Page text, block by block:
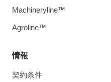
情報
契約条件
Machineryline™
Agroline™